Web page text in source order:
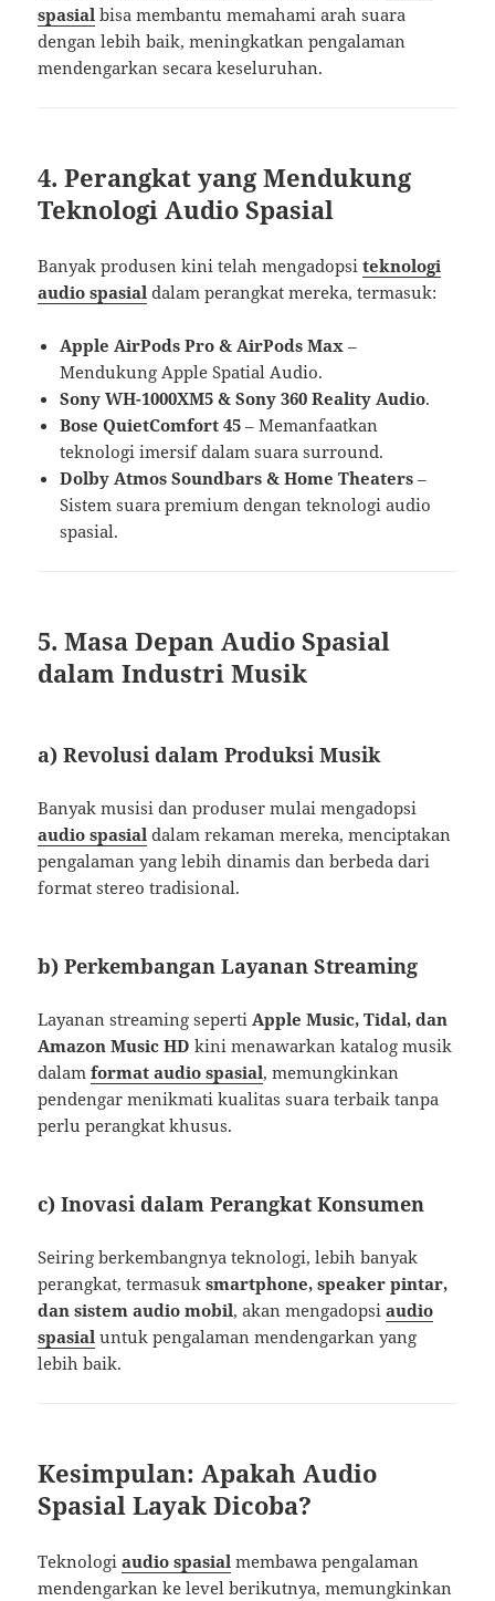
spasial bisa membantu memahami arah suara
dengan lebih baik, meningkatkan pengalaman
mendengarkan secara keseluruhan.
4. Perangkat yang Mendukung
Teknologi Audio Spasial
Banyak produsen kini telah mengadopsiteknologi
audio spasial dalam perangkat mereka, termasuk:
Apple AirPods Pro & AirPods Max –
Mendukung Apple Spatial Audio.
Sony WH-1000XM5 & Sony 360 Reality Audio.
Bose QuietComfort 45 – Memanfaatkan
teknologi imersif dalam suara surround.
Dolby Atmos Soundbars & Home Theaters –
Sistem suara premium dengan teknologi audio
spasial.
5. Masa Depan Audio Spasial
dalam Industri Musik
a) Revolusi dalam Produksi Musik
Banyak musisi dan produser mulai mengadopsi
audio spasial dalam rekaman mereka, menciptakan
pengalaman yang lebih dinamis dan berbeda dari
format stereo tradisional.
b) Perkembangan Layanan Streaming
Layanan streaming seperti Apple Music, Tidal, dan
Amazon Music HD kini menawarkan katalog musik
dalamformat audio spasial, memungkinkan
pendengar menikmati kualitas suara terbaik tanpa
perlu perangkat khusus.
c) Inovasi dalam Perangkat Konsumen
Seiring berkembangnya teknologi, lebih banyak
perangkat, termasuksmartphone, speaker pintar,
dan sistem audio mobil, akan mengadopsiaudio
spasial untuk pengalaman mendengarkan yang
lebih baik.
Kesimpulan: Apakah Audio
Spasial Layak Dicoba?
Teknologiaudio spasial membawa pengalaman
mendengarkan ke level berikutnya, memungkinkan